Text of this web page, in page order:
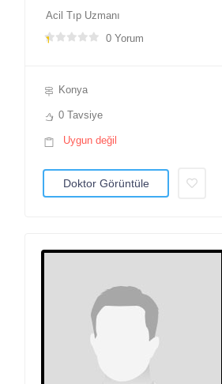
Acil Tıp Uzmanı
0 Yorum
Konya
0 Tavsiye
Uygun değil
Doktor Görüntüle